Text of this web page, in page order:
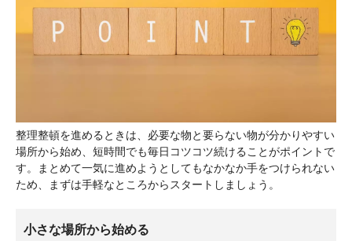
整理整頓を進めるときは、必要な物と要らない物が分かりやすい
場所から始め、短時間でも毎日コツコツ続けることがポイントで
す。まとめて一気に進めようとしてもなかなか手をつけられない
ため、まずは手軽なところからスタートしましょう。
小さな場所から始める